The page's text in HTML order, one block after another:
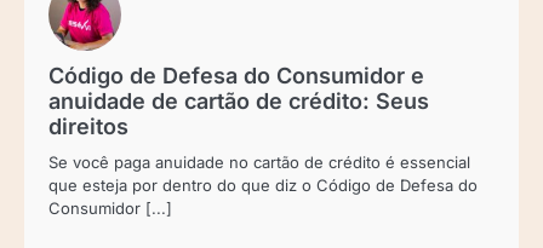
Código de Defesa do Consumidor e
anuidade de cartão de crédito: Seus
direitos
Se você paga anuidade no cartão de crédito é essencial
que esteja por dentro do que diz o Código de Defesa do
Consumidor [...]